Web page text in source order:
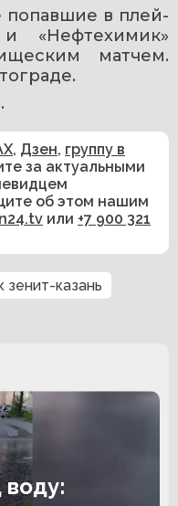
попавшие в плей-
«Нефтехимик»
матчем.
, Дзен, группу в
за актуальными
об этом нашим
или +7 900 321
зенит-казань
воду: